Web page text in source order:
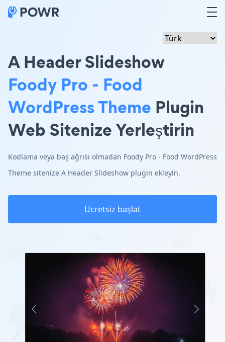
A Header Slideshow
Foody Pro - Food
WordPress Theme Plugin
Web Sitenize Yerleştirin
Kodlama veya baş ağrısı olmadan Foody Pro - Food WordPress
Theme sitenize A Header Slideshow plugin ekleyin.
Ücretsiz başlat